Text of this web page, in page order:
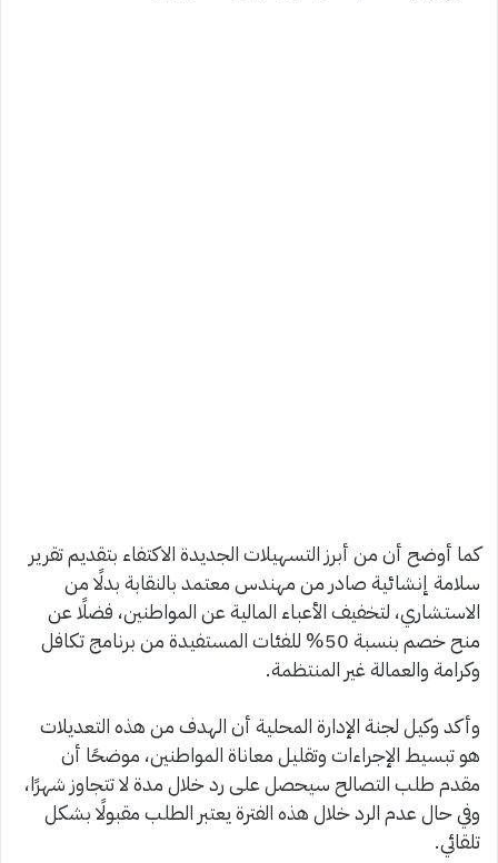
كما أوضح أن من أبرز التسهيلات الجديدة الاكتفاء بتقديم تقرير
سلامة إنشائية صادر من مهندس معتمد بالنقابة بدلًا من
الاستشاري، لتخفيف الأعباء المالية عن المواطنين، فضلًا عن
منح خصم بنسبة 50% للفئات المستفيدة من برنامج تكافل
وكرامة والعمالة غير المنتظمة.
وأكد وكيل لجنة الإدارة المحلية أن الهدف من هذه التعديلات
هو تبسيط الإجراءات وتقليل معاناة المواطنين، موضحًا أن
مقدم طلب التصالح سيحصل على رد خلال مدة لا تتجاوز شهرًا،
وفي حال عدم الرد خلال هذه الفترة يعتبر الطلب مقبولًا بشكل
تلقائي.